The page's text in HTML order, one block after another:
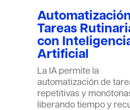
Tareas
con
Artificial
La IA permite la
automatización de
repetitivas y
liberando tiempo y